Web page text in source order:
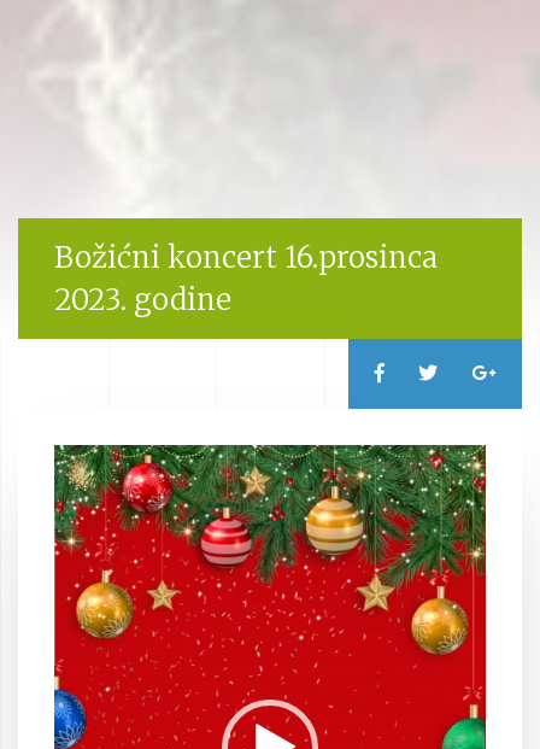
Božićni koncert 16.prosinca
2023. godine
Reproduktor
videozapisa